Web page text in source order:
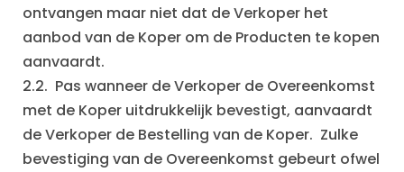
ontvangen maar niet dat de Verkoper het
aanbod van de Koper om de Producten te kopen
aanvaardt.
2.2. Pas wanneer de Verkoper de Overeenkomst
met de Koper uitdrukkelijk bevestigt, aanvaardt
de Verkoper de Bestelling van de Koper. Zulke
bevestiging van de Overeenkomst gebeurt ofwel